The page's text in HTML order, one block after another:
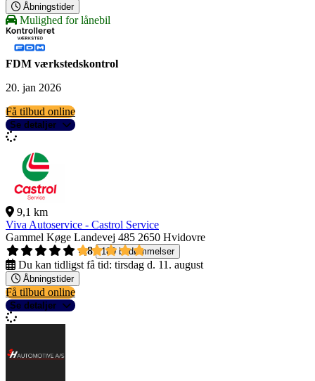
Åbningstider
Mulighed for lånebil
FDM værkstedskontrol
20. jan 2026
Få tilbud online
Se detaljer
9,1 km
Viva Autoservice - Castrol Service
Gammel Køge Landevej 485 2650 Hvidovre
4,8
189 bedømmelser
Du kan tidligst få tid: tirsdag d. 11. august
Åbningstider
Få tilbud online
Se detaljer